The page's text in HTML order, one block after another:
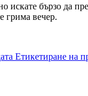
искате бързо да
грима вечер.
Етикетиране на